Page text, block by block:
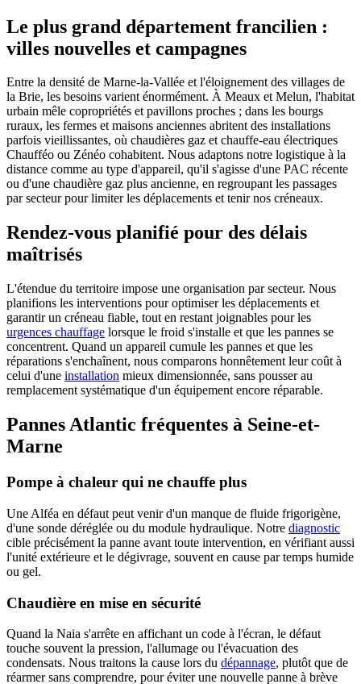
Le plus grand département francilien :
villes nouvelles et campagnes
Entre la densité de Marne-la-Vallée et l'éloignement des villages de
la Brie, les besoins varient énormément. À Meaux et Melun, l'habitat
urbain mêle copropriétés et pavillons proches ; dans les bourgs
ruraux, les fermes et maisons anciennes abritent des installations
parfois vieillissantes, où chaudières gaz et chauffe-eau électriques
Chaufféo ou Zénéo cohabitent. Nous adaptons notre logistique à la
distance comme au type d'appareil, qu'il s'agisse d'une PAC récente
ou d'une chaudière gaz plus ancienne, en regroupant les passages
par secteur pour limiter les déplacements et tenir nos créneaux.
Rendez-vous planifié pour des délais
maîtrisés
L'étendue du territoire impose une organisation par secteur. Nous
planifions les interventions pour optimiser les déplacements et
garantir un créneau fiable, tout en restant joignables pour les
urgences chauffage lorsque le froid s'installe et que les pannes se
concentrent. Quand un appareil cumule les pannes et que les
réparations s'enchaînent, nous comparons honnêtement leur coût à
celui d'une installation mieux dimensionnée, sans pousser au
remplacement systématique d'un équipement encore réparable.
Pannes Atlantic fréquentes à Seine-et-
Marne
Pompe à chaleur qui ne chauffe plus
Une Alféa en défaut peut venir d'un manque de fluide frigorigène,
d'une sonde déréglée ou du module hydraulique. Notre diagnostic
cible précisément la panne avant toute intervention, en vérifiant aussi
l'unité extérieure et le dégivrage, souvent en cause par temps humide
ou gel.
Chaudière en mise en sécurité
Quand la Naia s'arrête en affichant un code à l'écran, le défaut
touche souvent la pression, l'allumage ou l'évacuation des
condensats. Nous traitons la cause lors du dépannage, plutôt que de
réarmer sans comprendre, pour éviter une nouvelle panne à brève